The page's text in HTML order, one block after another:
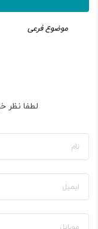
موضوع فرعی
لطفا نظر